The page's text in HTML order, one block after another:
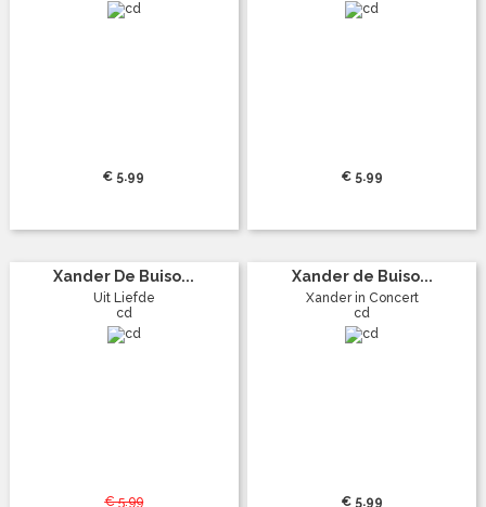
€ 5.99 € 5.99
Xander De Buiso...
Uit Liefde
cd
€ 5.99
Xander de Buiso...
Xander in Concert
cd
€ 5.99